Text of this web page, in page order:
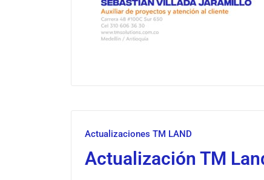
Actualizaciones TM LAND
Actualización TM